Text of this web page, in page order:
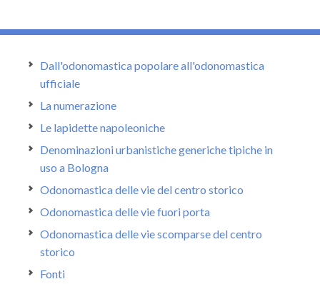
Dall'odonomastica popolare all'odonomastica
ufficiale
La numerazione
Le lapidette napoleoniche
Denominazioni urbanistiche generiche tipiche in
uso a Bologna
Odonomastica delle vie del centro storico
Odonomastica delle vie fuori porta
Odonomastica delle vie scomparse del centro
storico
Fonti